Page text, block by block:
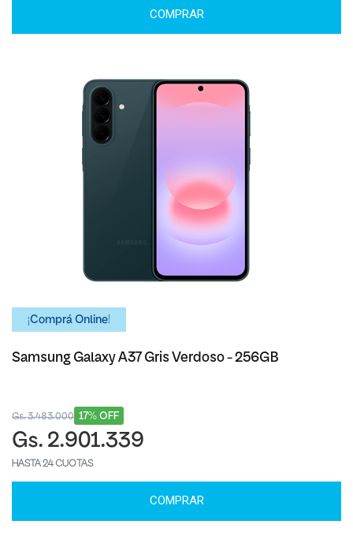
COMPRAR
¡Comprá Online!
Samsung Galaxy A37 Gris Verdoso - 256GB
17% OFF
Gs. 3.483.000
Gs. 2.901.339
HASTA 24 CUOTAS
COMPRAR